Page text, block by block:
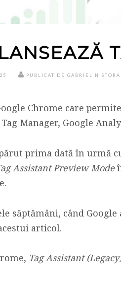
PUBLICAT DE GABRIEL
Chrome care
Manager, Google
prima dată în urmă
Assistant Preview Mode
săptămâni, când Google
articol.
Tag Assistant